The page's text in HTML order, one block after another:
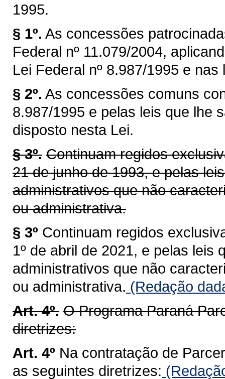
1995.
§ 1º. As concessões
Federal nº 11.079/2004,
Lei Federal nº 8.987/1995 e
§ 2º. As concessões comuns
8.987/1995 e pelas leis que lhe
disposto nesta Lei.
§ 3º. Continuam regidos
21 de junho de 1993, e pelas
administrativos que não
ou administrativa.
§ 3º Continuam regidos
1º de abril de 2021, e pelas leis
administrativos que não
ou administrativa. (Redação
Art. 4º. O Programa Paraná
diretrizes:
Art. 4º Na contratação de
as seguintes diretrizes: